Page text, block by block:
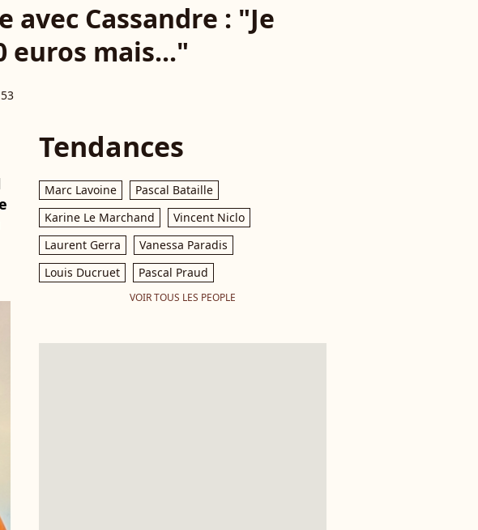
Cassandre : "Je
euros mais..."
Tendances
Marc Lavoine
Pascal Bataille
Karine Le Marchand
Vincent Niclo
Laurent Gerra
Vanessa Paradis
Louis Ducruet
Pascal Praud
VOIR TOUS LES PEOPLE